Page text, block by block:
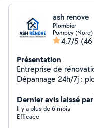
ash renove
Plombier
Pompey (Nord)
4,7/5 (46
Présentation
Entreprise de
Dépannage 24h/7j :
Dernier avis laissé
Il y a plus de 6 mois
Efficace